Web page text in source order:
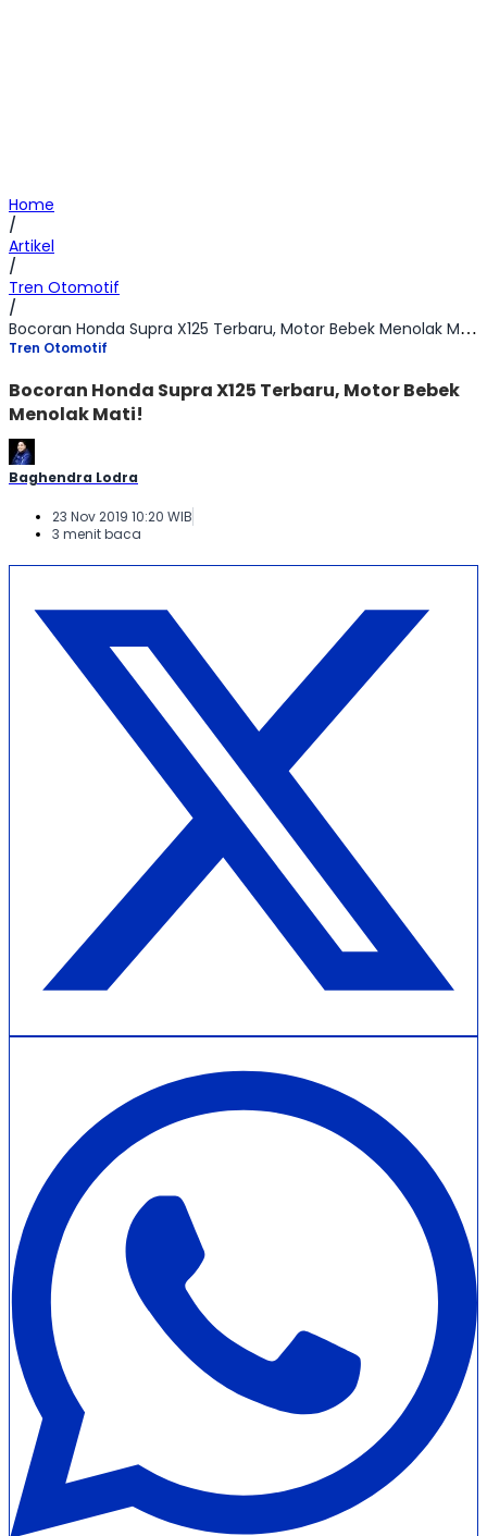
Home
/
Artikel
/
Tren Otomotif
/
Bocoran Honda Supra X125 Terbaru, Motor Bebek Menolak Mati!
Tren Otomotif
Bocoran Honda Supra X125 Terbaru, Motor Bebek
Menolak Mati!
Baghendra Lodra
23 Nov 2019 10:20 WIB
3 menit baca